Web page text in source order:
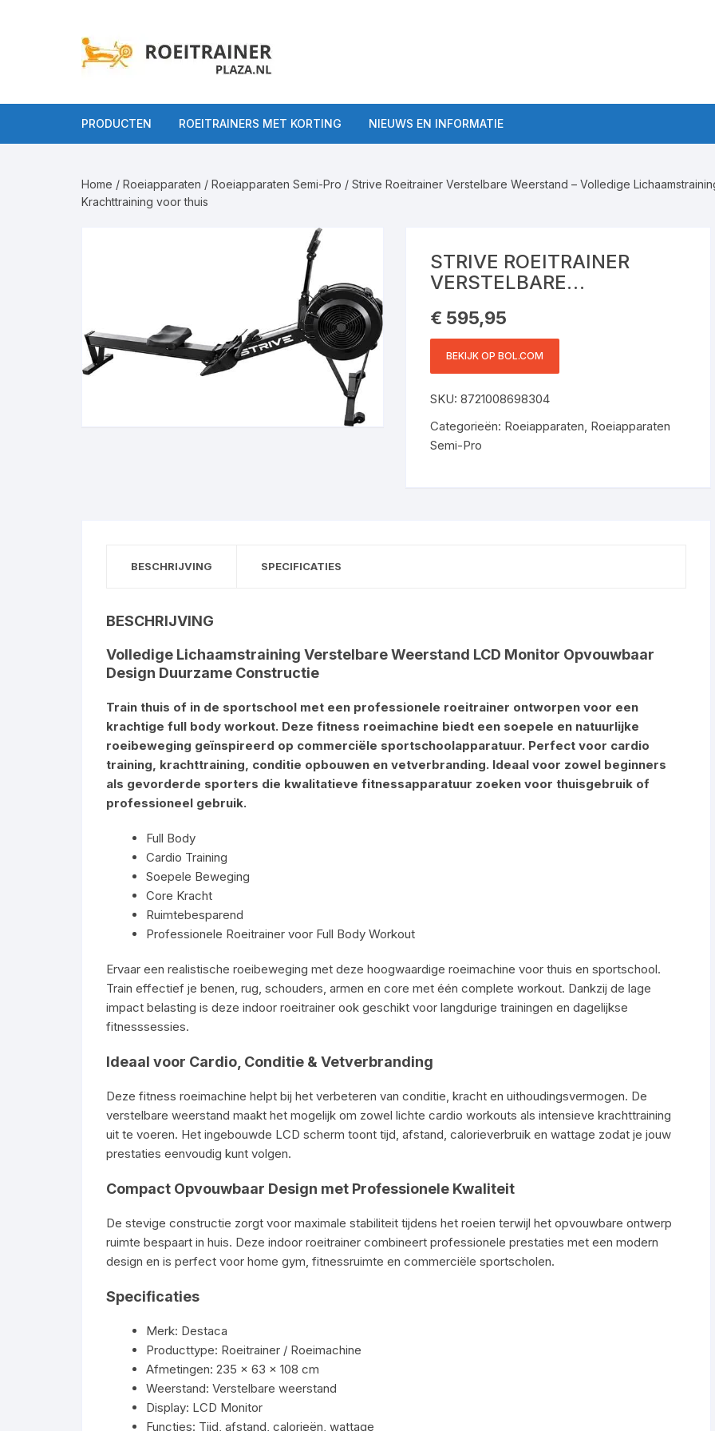
PRODUCTEN
Roeitrainers op
Roeiapparaten Pro
ROEITRAINERS MET KORTING NIEUWS EN INFORMATIE
informatie
Roeitrainers
Roeitrainer kopen tips
Home / Roeiapparaten / Roeiapparaten Semi-Pro / Strive Roeitrainer Verstelbare Weerstand – Volledige
Krachttraining voor thuis
STRIVE ROEITRAINER
VERSTELBARE
LICHAAMSTRAINING – LCD
SCHERM – OPVOUWBAAR
ONTWERP – CARDIO EN
THUIS
€ 595,95
BEKIJK OP BOL.COM
SKU:8721008698304
Categorieën: Roeiapparaten, Roeiapparaten
Semi-Pro
BESCHRIJVING SPECIFICATIES
BESCHRIJVING
Volledige Lichaamstraining Verstelbare Weerstand LCD Monitor Opvouwbaar
Design Duurzame Constructie
Train thuis of in de sportschool met een professionele roeitrainer ontworpen voor een
krachtige full body workout. Deze fitness roeimachine biedt een soepele en natuurlijke
roeibeweging geïnspireerd op commerciële sportschoolapparatuur. Perfect voor cardio
training, krachttraining, conditie opbouwen en vetverbranding. Ideaal voor zowel beginners
als gevorderde sporters die kwalitatieve fitnessapparatuur zoeken voor thuisgebruik of
professioneel gebruik.
Full Body
Cardio Training
Soepele Beweging
Core Kracht
Ruimtebesparend
Professionele Roeitrainer voor Full Body Workout
Ervaar een realistische roeibeweging met deze hoogwaardige roeimachine voor thuis en sportschool.
Train effectief je benen, rug, schouders, armen en core met één complete workout. Dankzij de lage
impact belasting is deze indoor roeitrainer ook geschikt voor langdurige trainingen en dagelijkse
fitnesssessies.
Ideaal voor Cardio, Conditie & Vetverbranding
Deze fitness roeimachine helpt bij het verbeteren van conditie, kracht en uithoudingsvermogen. De
verstelbare weerstand maakt het mogelijk om zowel lichte cardio workouts als intensieve krachttraining
uit te voeren. Het ingebouwde LCD scherm toont tijd, afstand, calorieverbruik en wattage zodat je jouw
prestaties eenvoudig kunt volgen.
Compact Opvouwbaar Design met Professionele Kwaliteit
De stevige constructie zorgt voor maximale stabiliteit tijdens het roeien terwijl het opvouwbare ontwerp
ruimte bespaart in huis. Deze indoor roeitrainer combineert professionele prestaties met een modern
design en is perfect voor home gym, fitnessruimte en commerciële sportscholen.
Specificaties
Merk: Destaca
Producttype: Roeitrainer / Roeimachine
Afmetingen: 235 × 63 × 108 cm
Weerstand: Verstelbare weerstand
Display: LCD Monitor
Functies: Tijd, afstand, calorieën, wattage